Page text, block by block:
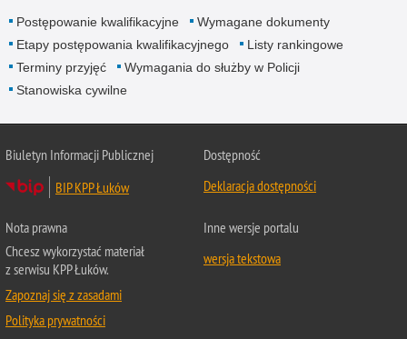
Postępowanie kwalifikacyjne
Wymagane dokumenty
Etapy postępowania kwalifikacyjnego
Listy rankingowe
Terminy przyjęć
Wymagania do służby w Policji
Stanowiska cywilne
Biuletyn Informacji Publicznej
BIP KPP Łuków
Dostępność
Deklaracja dostępności
Nota prawna
Chcesz wykorzystać materiał
z serwisu KPP Łuków.
Zapoznaj się z zasadami
Polityka prywatności
Inne wersje portalu
wersja tekstowa